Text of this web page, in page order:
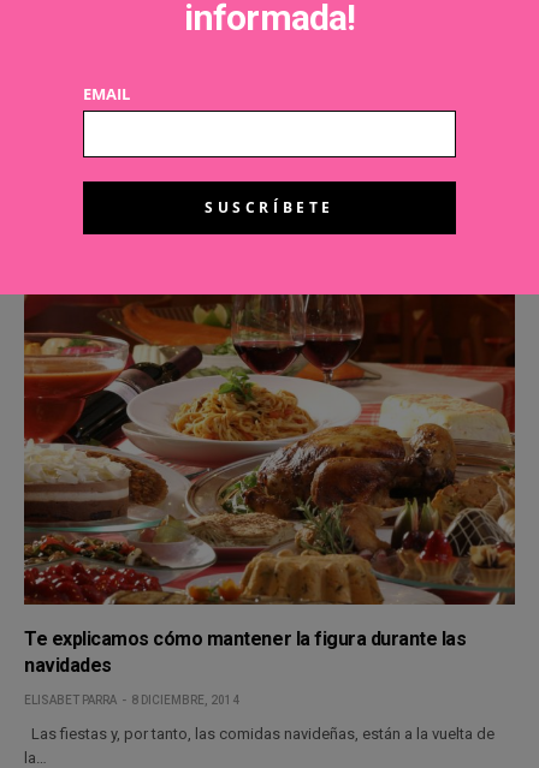
Gadgets de belleza para regalar esta Navidad
Te explicamos cómo mantener la figura durante las
navidades
ELISABET PARRA 8 DICIEMBRE, 2014
Las fiestas y, por tanto, las comidas navideñas, están a la vuelta de
la…
informada!
EMAIL